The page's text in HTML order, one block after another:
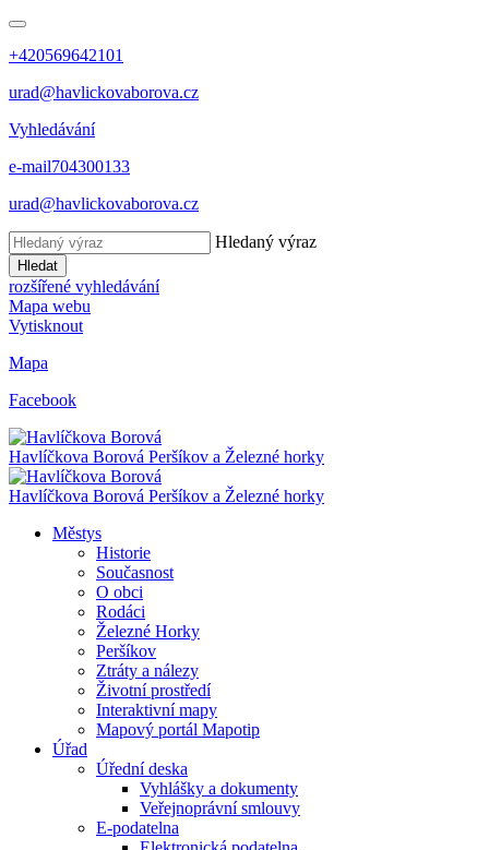
+420569642101
urad@havlickovaborova.cz
Vyhledávání
e-mail704300133
urad@havlickovaborova.cz
Hledaný výraz
Hledat
rozšířené vyhledávání
Mapa webu
Vytisknout
Mapa
Facebook
Havlíčkova Borová Peršíkov a Železné horky
Havlíčkova Borová Peršíkov a Železné horky
Městys
Historie
Současnost
O obci
Rodáci
Železné Horky
Peršíkov
Ztráty a nálezy
Životní prostředí
Interaktivní mapy
Mapový portál Mapotip
Úřad
Úřední deska
Vyhlášky a dokumenty
Veřejnoprávní smlouvy
E-podatelna